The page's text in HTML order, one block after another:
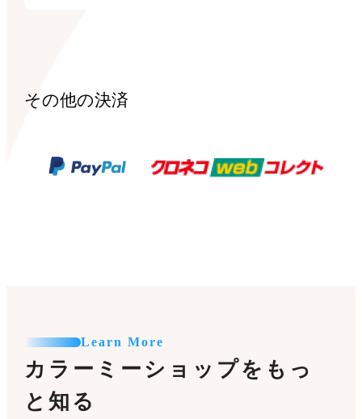
その他の決済
Learn More
カラーミーショップをもっ
と知る